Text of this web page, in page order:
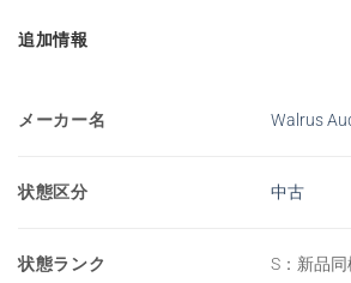
追加情報
メーカー名 Walrus
状態区分 中古
状態ランク S：新品同